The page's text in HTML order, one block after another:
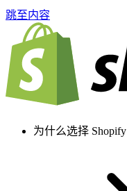
跳至内容
为什么选择 Shopify